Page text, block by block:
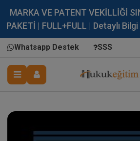
MARKA VE PATENT VEKİLLİĞİ
PAKETİ | FULL+FULL | Detaylı
Whatsapp Destek SSS